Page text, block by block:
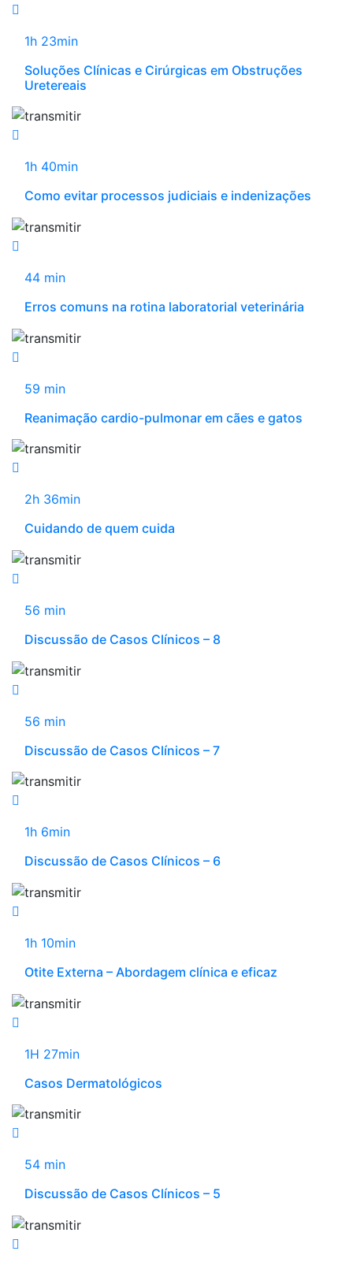
1h 23min
Soluções Clínicas e Cirúrgicas em Obstruções
Uretereais
1h 40min
Como evitar processos judiciais e indenizações
44 min
Erros comuns na rotina laboratorial veterinária
59 min
Reanimação cardio-pulmonar em cães e gatos
2h 36min
Cuidando de quem cuida
56 min
Discussão de Casos Clínicos – 8
56 min
Discussão de Casos Clínicos – 7
1h 6min
Discussão de Casos Clínicos – 6
1h 10min
Otite Externa – Abordagem clínica e eficaz
1H 27min
Casos Dermatológicos
54 min
Discussão de Casos Clínicos – 5